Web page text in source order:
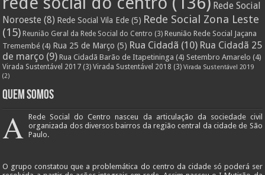
Rede Social
Noroeste (8) Rede Social Vila Ede (5) Rede Social Zona Leste
(15) Reunião Geral da Rede Social do Centro (3) Reunião Rede Social Jaçana
Tremembé (4) Rua 25 de Março (5) Rua Cidadã (10) Rua Cidadã 25
de março (9) Rua Cidadã Barão de Itapetininga (4) Setembro Amarelo (4)
Virada Sustentável 2017 (3) Virada Sustentável 2018 (3) Virada Sustentável 2019
(2)
Quem Somos
A Rede Social do Centro nasceu da articulação da sociedade civil
organizada dos diversos bairros da região central da cidade de São
Paulo.
O grupo constatou que a problemática do centro da cidade só poderá ser